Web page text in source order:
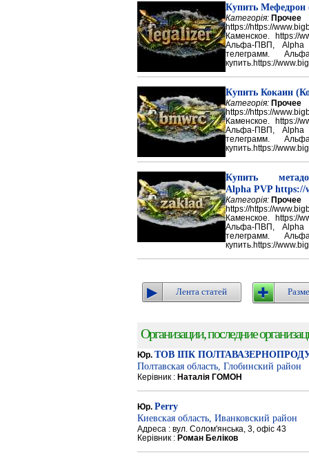
Купить
Категорія: Прочее
https://https://
Каменское. https://
Альфа-ПВП, Alpha
телеграмм.
купить.https://
Купить Кокаин
Категорія: Прочее
https://https://
Каменское. https://
Альфа-ПВП, Alpha
телеграмм.
купить.https://
Купить
Alpha PVP https://
Категорія: Прочее
https://https://
Каменское. https://
Альфа-ПВП, Alpha
телеграмм.
купить.https://
Лента статей
Организации, последние
Юр. ТОВ ІПК
Полтавская область, Глобинский район
Керівник : Наталія ГОМОН
Юр. Perry
Киевская область, Иванковский район
Адреса : вул. Солом'янська, 3, офіс 43
Керівник : Роман Беліков